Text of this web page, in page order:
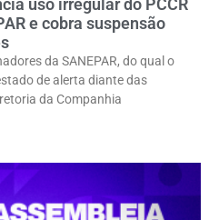
uso irregular do PCCR
e cobra suspensão
da SANEPAR, do qual o
de alerta diante das
da Companhia